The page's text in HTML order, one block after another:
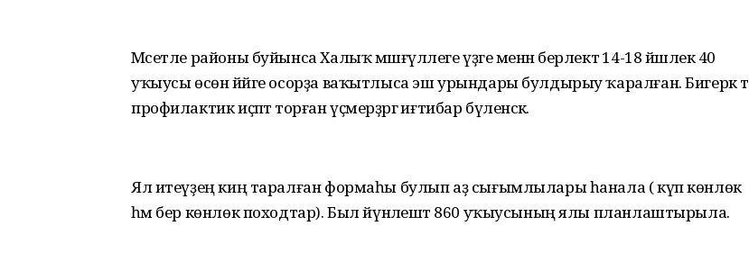
Мәсетле районы буйынса Халыҡ мәшғүллеге үҙәге менән берлектә 14-18 йәшлек 40
уҡыусы өсөн йәйге осорҙа ваҡытлыса эш урындары булдырыу ҡаралған. Бигерәк тә
профилактик иҫәптә торған үҫмерҙәргә иғтибар бүленәсәк.
Ял итеүҙең киң таралған формаһы булып аҙ сығымлылары һанала ( күп көнлөк
һәм бер көнлөк походтар). Был йүнәлештә 860 уҡыусының ялы планлаштырыла.